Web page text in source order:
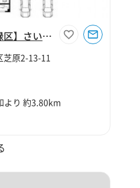
【埼玉県さいたま市緑区】さいたま市緑区芝原2丁目123坪倉庫
芝原2-13-11
り 約3.80km